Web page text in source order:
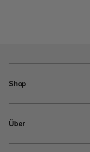
Shop
Über